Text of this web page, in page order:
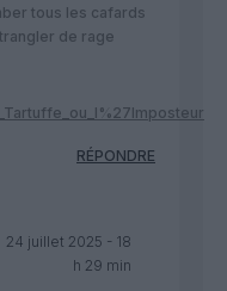
tous les cafards
de rage
RÉPONDRE
24 juillet 2025 - 18
h 29 min